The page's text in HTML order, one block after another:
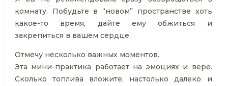
комнату. Побудьте в “новом” пространстве хоть
какое-то время, дайте ему обжиться и
закрепиться в вашем сердце.
Отмечу несколько важных моментов.
Эта мини-практика работает на эмоциях и вере.
Сколько топлива вложите, настолько далеко и